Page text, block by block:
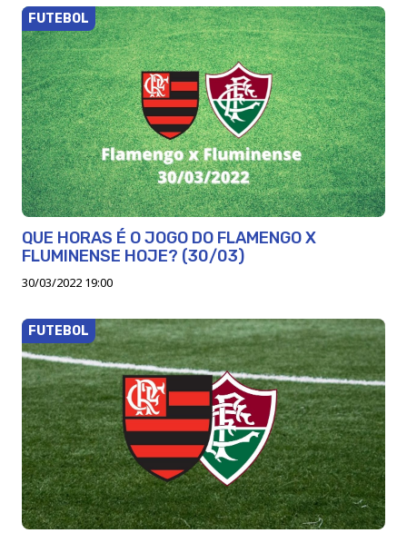
FUTEBOL
QUE HORAS É O JOGO DO FLAMENGO X
FLUMINENSE HOJE? (30/03)
30/03/2022 19:00
FUTEBOL